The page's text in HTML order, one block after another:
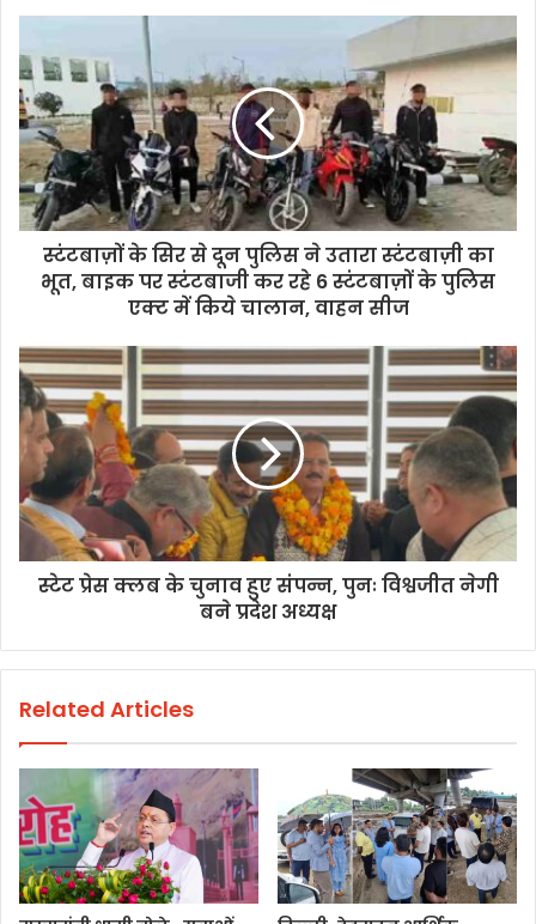
स्टंटबाज़ों के सिर से दून पुलिस ने उतारा स्टंटबाज़ी का
भूत, बाइक पर स्टंटबाजी कर रहे 6 स्टंटबाज़ों के पुलिस
एक्ट में किये चालान, वाहन सीज
स्टेट प्रेस क्लब के चुनाव हुए संपन्न, पुनः विश्वजीत नेगी
बने प्रदेश अध्यक्ष
Related Articles